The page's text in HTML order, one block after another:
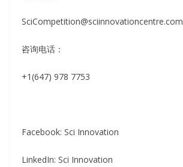
SciCompetition@sciinnovationcentre.com
咨询电话：
+1(647) 978 7753
Facebook: Sci Innovation
LinkedIn: Sci Innovation